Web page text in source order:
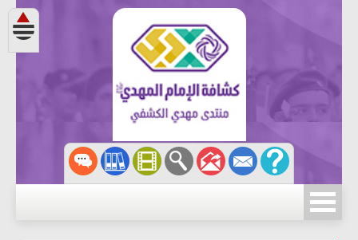
مسابقة الركب الحسينيّ